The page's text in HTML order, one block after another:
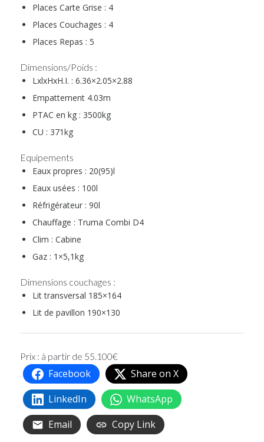
Places Carte Grise : 4
Places Couchages : 4
Places Repas : 5
Dimensions/Poids :
LxlxHxH.I. : 6.36×2.05×2.88
Empattement 4.03m
PTAC en kg : 3500kg
CU : 371kg
Equipements
Eaux propres : 20(95)l
Eaux usées : 100l
Réfrigérateur : 90l
Chauffage : Truma Combi D4
Clim : Cabine
Gaz : 1×5,1kg
Dimensions couchages :
Lit transversal 185×164
Lit de pavillon 190×130
Prix : à partir de 55.100€
Facebook
Share on X
LinkedIn
WhatsApp
Email
Copy Link